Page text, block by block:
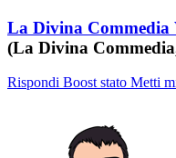
La Divina Commedia
(La Divina
Rispondi Boost stato Metti